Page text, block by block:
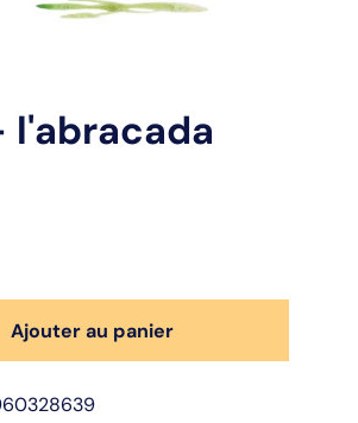
l'abracada
Ajouter au panier